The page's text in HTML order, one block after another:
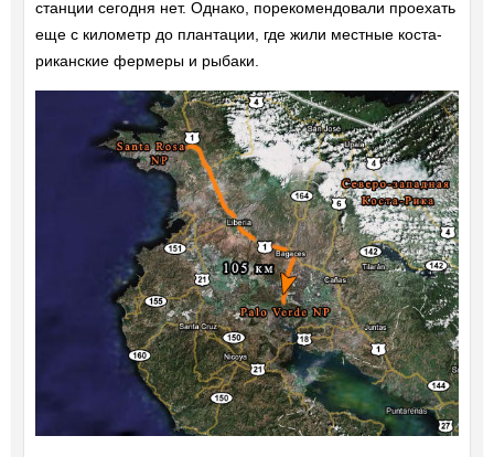
станции сегодня нет. Однако, порекомендовали проехать
еще с километр до плантации, где жили местные коста-
риканские фермеры и рыбаки.